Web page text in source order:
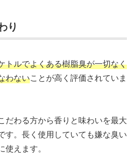
り
トルでよくある樹脂臭が一切なく
わないことが高く評価されていま
だわる方から香りと味わいを最大
す。長く使用していても嫌な臭い
えます。